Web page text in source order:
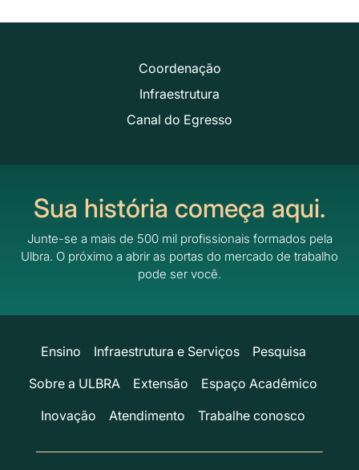
Coordenação
Infraestrutura
Canal do Egresso
Sua história começa aqui.
Junte-se a mais de 500 mil profissionais formados pela
Ulbra. O próximo a abrir as portas do mercado de trabalho
pode ser você.
Ensino Infraestrutura e Serviços
Pesquisa
Sobre a ULBRA
Extensão
Espaço Acadêmico
Inovação
Atendimento Trabalhe conosco